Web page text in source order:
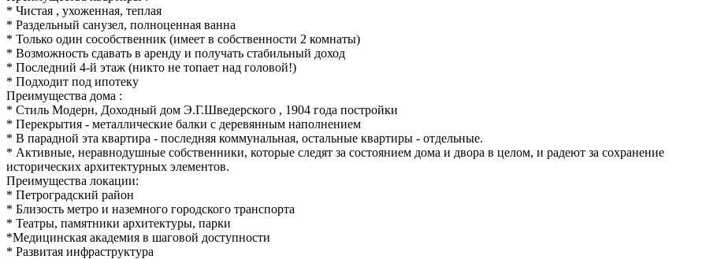
* Чистая , ухоженная, теплая
* Раздельный санузел, полноценная ванна
* Только один сособственник (имеет в собственности 2 комнаты)
* Возможность сдавать в аренду и получать стабильный доход
* Последний 4-й этаж (никто не топает над головой!)
* Подходит под ипотеку
Преимущества дома :
* Стиль Модерн, Доходный дом Э.Г.Шведерского , 1904 года постройки
* Перекрытия - металлические балки с деревянным наполнением
* В парадной эта квартира - последняя коммунальная, остальные квартиры - отдельные.
* Активные, неравнодушные собственники, которые следят за состоянием дома и двора в целом, и радеют за сохранение
исторических архитектурных элементов.
Преимущества локации:
* Петроградский район
* Близость метро и наземного городского транспорта
* Театры, памятники архитектуры, парки
*Медицинская академия в шаговой доступности
* Развитая инфраструктура